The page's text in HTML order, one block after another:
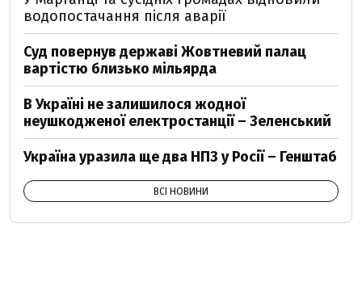
водопостачання після аварії
Суд повернув державі Жовтневий палац
вартістю близько мільярда
В Україні не залишилося жодної
неушкодженої електростанції – Зеленський
Україна уразила ще два НПЗ у Росії – Генштаб
ВСІ НОВИНИ